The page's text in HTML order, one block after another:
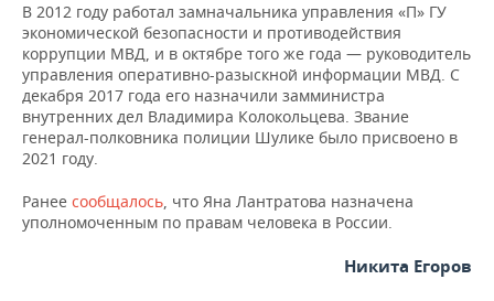
ОТКРЫТАЯ ЛЕКЦИЯ
БАСКЕТБОЛ
ВОЛЕЙБОЛ
КИБЕРСПОРТ
ВОДНЫЕ ВИДЫ СПОРТА
ИНФРАСТРУКТУРА
ИСТОРИЯ
КУЛЬТУРА
СПРАВОЧНИК
СПИСОК ПЕРСОН
СПИСОК КОМПАНИЙ
ПОЛНАЯ ВЕРСИЯ
В 2012 году работал замначальника управления «П» ГУ
экономической безопасности и противодействия
коррупции МВД, и в октябре того же года — руководитель
управления оперативно-разыскной информации МВД. С
декабря 2017 года его назначили замминистра
внутренних дел Владимира Колокольцева. Звание
генерал-полковника полиции Шулике было присвоено в
2021 году.
Ранее сообщалось, что Яна Лантратова назначена
уполномоченным по правам человека в России.
Никита Егоров